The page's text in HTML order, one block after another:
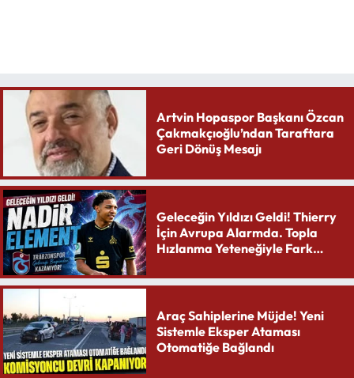
Artvin Hopaspor Başkanı Özcan
Çakmakçıoğlu’ndan Taraftara
Geri Dönüş Mesajı
Geleceğin Yıldızı Geldi! Thierry
İçin Avrupa Alarmda. Topla
Hızlanma Yeteneğiyle Fark
Araç Sahiplerine Müjde! Yeni
Sistemle Eksper Ataması
Otomatiğe Bağlandı